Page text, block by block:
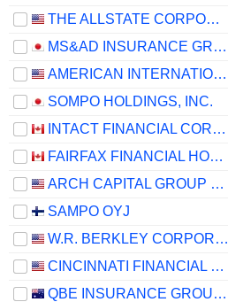
THE ALLSTATE CORPORATION
MS&AD INSURANCE GROUP HOLDINGS, INC.
AMERICAN INTERNATIONAL GROUP, INC.
SOMPO HOLDINGS, INC.
INTACT FINANCIAL CORPORATION
FAIRFAX FINANCIAL HOLDINGS LIMITED
ARCH CAPITAL GROUP LTD.
SAMPO OYJ
W.R. BERKLEY CORPORATION
CINCINNATI FINANCIAL CORPORATION
QBE INSURANCE GROUP LIMITED